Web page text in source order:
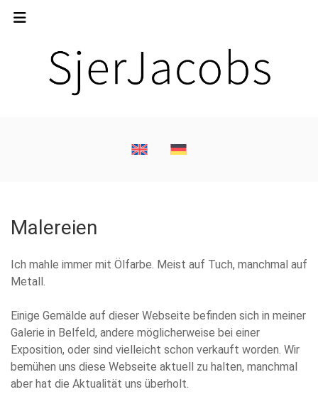
Malereien
Ich mahle immer mit Ölfarbe. Meist auf Tuch, manchmal auf
Metall.
Einige Gemälde auf dieser Webseite befinden sich in meiner
Galerie in Belfeld, andere möglicherweise bei einer
Exposition, oder sind vielleicht schon verkauft worden. Wir
bemühen uns diese Webseite aktuell zu halten, manchmal
aber hat die Aktualität uns überholt.